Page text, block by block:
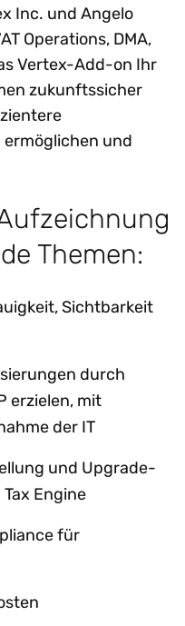
Inc. und Angelo
Operations, DMA,
Vertex-Add-on Ihr
zukunftssicher
und
Themen:
Sichtbarkeit
durch
erzielen, mit
der IT
und Upgrade-
Engine
für